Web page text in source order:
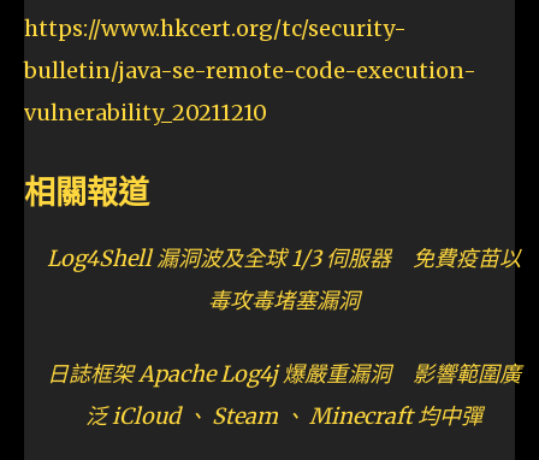
https://www.hkcert.org/tc/security-
bulletin/java-se-remote-code-execution-
vulnerability_20211210
相關報道
Log4Shell 漏洞波及全球 1/3 伺服器 免費疫苗以
毒攻毒堵塞漏洞
日誌框架 Apache Log4j 爆嚴重漏洞 影響範圍廣
泛 iCloud 、 Steam 、 Minecraft 均中彈